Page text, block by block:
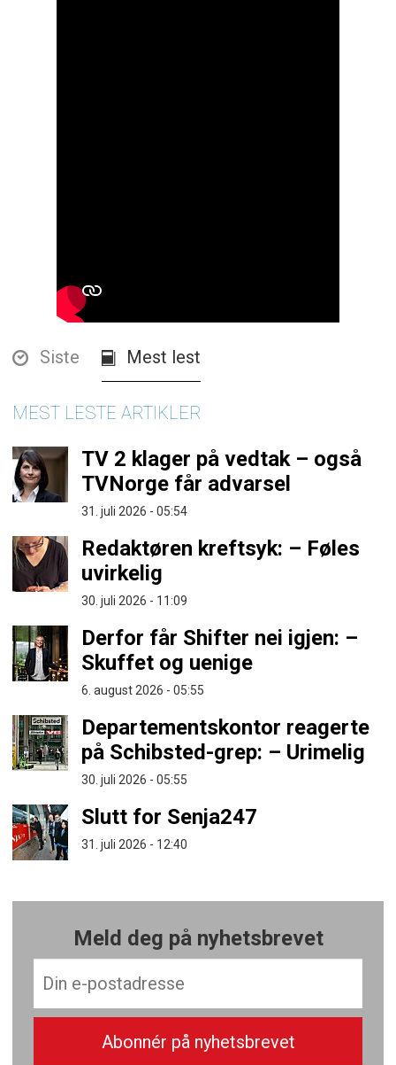
Siste Mest lest
MEST LESTE ARTIKLER
TV 2 klager på vedtak – også
TVNorge får advarsel
31. juli 2026 - 05:54
Redaktøren kreftsyk: – Føles
uvirkelig
30. juli 2026 - 11:09
Derfor får Shifter nei igjen: –
Skuffet og uenige
6. august 2026 - 05:55
Departementskontor reagerte
på Schibsted-grep: – Urimelig
30. juli 2026 - 05:55
Slutt for Senja247
31. juli 2026 - 12:40
Meld deg på nyhetsbrevet